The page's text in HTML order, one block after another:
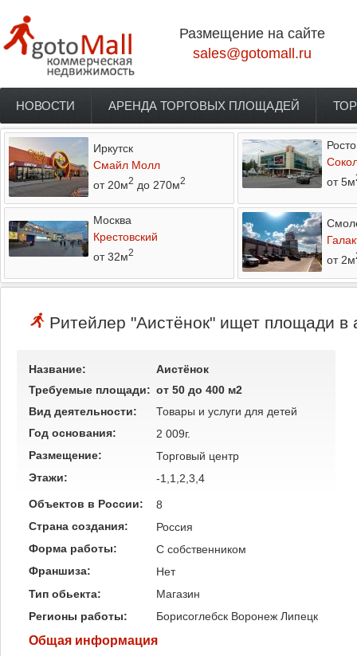
Размещение на сайте
sales@gotomall.ru
Главное меню
НОВОСТИ АРЕНДА ТОРГОВЫХ ПЛОЩАДЕЙ
Иркутск
Смайл Молл
от 20м2 до 270м2
от 5м
Москва
Крестовский
от 32м2
от 2м
Ритейлер "Аистёнок" ищет площади в
Название:
Аистёнок
Требуемые площади: от 50 до 400 м2
Вид деятельности:
Товары и услуги для детей
Год основания:
2 009г.
Размещение:
Торговый центр
Этажи:
-1,1,2,3,4
Объектов в России:
8
Страна создания:
Россия
Форма работы:
C собственником
Франшиза:
Нет
Тип обьекта:
Магазин
Регионы работы:
Борисоглебск Воронеж Липецк
Общая информация